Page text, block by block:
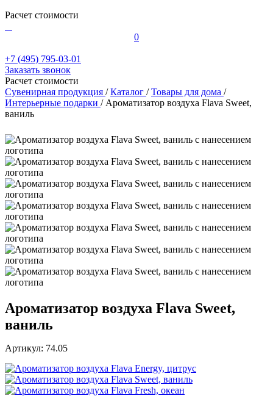
Расчет стоимости
0
+7 (495) 795-03-01
Заказать звонок
Расчет стоимости
Сувенирная продукция / Каталог / Товары для дома /
Интерьерные подарки / Ароматизатор воздуха Flava Sweet,
ваниль
Ароматизатор воздуха Flava Sweet,
ваниль
Артикул: 74.05